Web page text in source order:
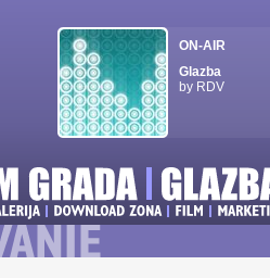
ON-AIR
Glazba
by RDV